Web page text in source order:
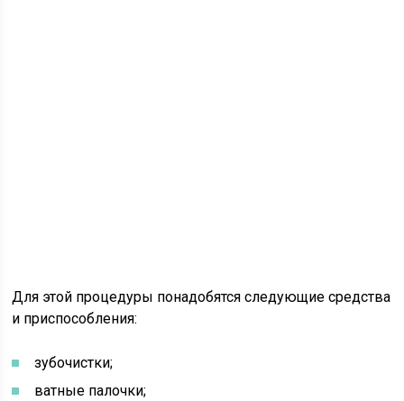
Для этой процедуры понадобятся следующие средства
и приспособления:
зубочистки;
ватные палочки;